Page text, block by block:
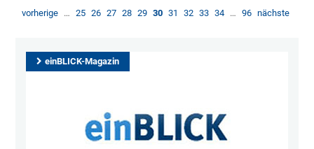
vorherige … 25 26 27 28 29 30 31 32 33 34 … 96 nächste
einBLICK-Magazin